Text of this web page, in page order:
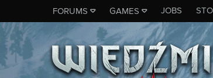
FORUMS GAMES JOBS